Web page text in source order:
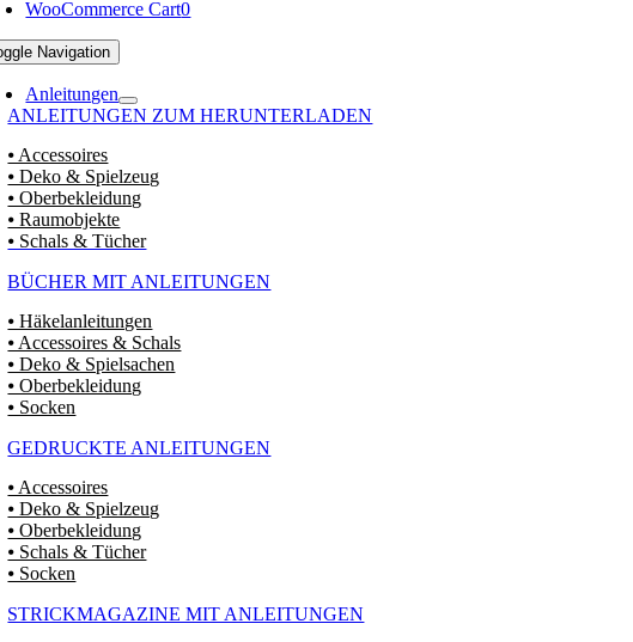
WooCommerce Cart0
Navigation
Anleitungen
ANLEITUNGEN ZUM HERUNTERLADEN
⦁ Accessoires
⦁ Deko & Spielzeug
⦁ Oberbekleidung
⦁ Raumobjekte
⦁ Schals & Tücher
BÜCHER MIT ANLEITUNGEN
⦁ Häkelanleitungen
⦁ Accessoires & Schals
⦁ Deko & Spielsachen
⦁ Oberbekleidung
⦁ Socken
GEDRUCKTE ANLEITUNGEN
⦁ Accessoires
⦁ Deko & Spielzeug
⦁ Oberbekleidung
⦁ Schals & Tücher
⦁ Socken
STRICKMAGAZINE MIT ANLEITUNGEN